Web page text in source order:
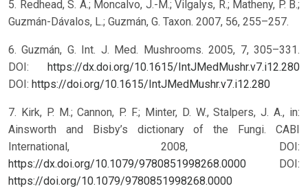
5. Redhead, S. A.; Moncalvo, J.-M.; Vilgalys, R.; Matheny, P. B.;
Guzmán-Dávalos, L.; Guzmán, G. Taxon. 2007, 56, 255–257.
6. Guzmán, G. Int. J. Med. Mushrooms. 2005, 7, 305–331.
DOI: https://dx.doi.org/10.1615/IntJMedMushr.v7.i12.280
DOI: https://doi.org/10.1615/IntJMedMushr.v7.i12.280
7. Kirk, P. M.; Cannon, P. F.; Minter, D. W., Stalpers, J. A., in:
Ainsworth and Bisby’s dictionary of the Fungi. CABI
International, 2008, DOI:
https://dx.doi.org/10.1079/9780851998268.0000
DOI:
https://doi.org/10.1079/9780851998268.0000